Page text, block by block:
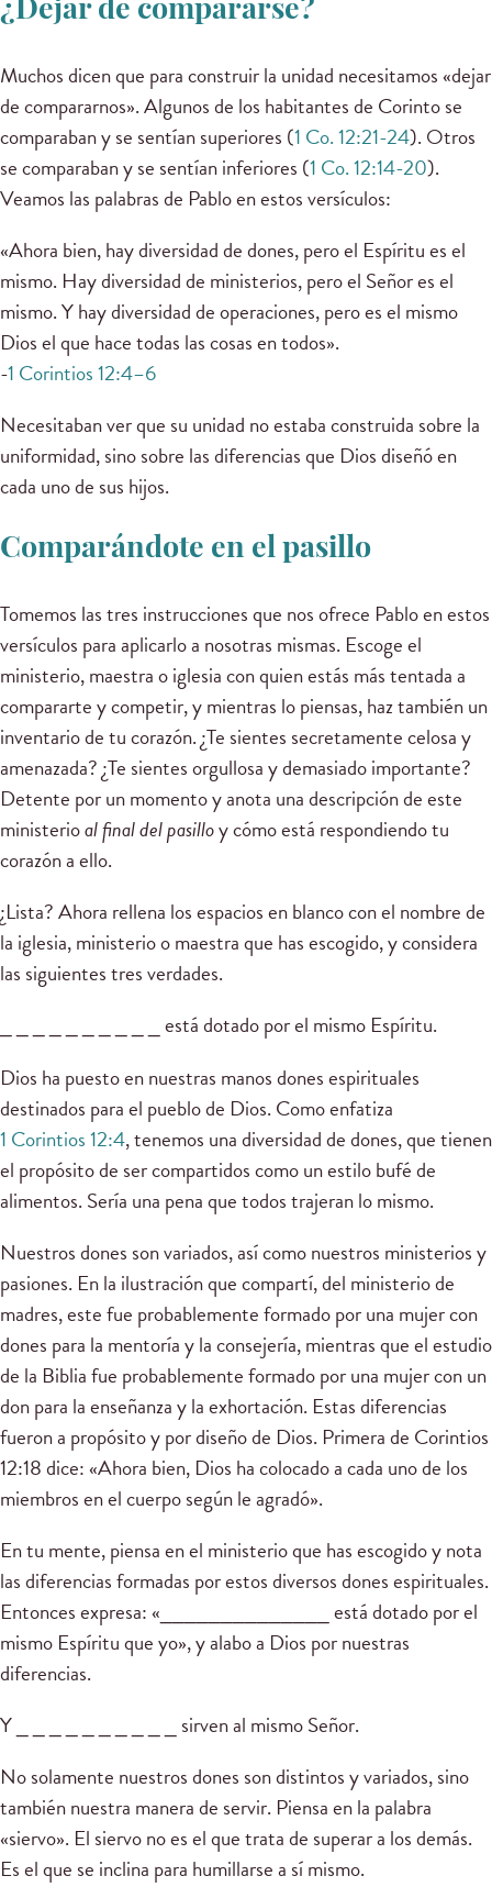
¿Dejar de compararse?
Muchos dicen que para construir la unidad necesitamos «dejar
de compararnos». Algunos de los habitantes de Corinto se
comparaban y se sentían superiores (1 Co. 12:21-24). Otros
se comparaban y se sentían inferiores (1 Co. 12:14-20).
Veamos las palabras de Pablo en estos versículos:
«Ahora bien, hay diversidad de dones, pero el Espíritu es el
mismo. Hay diversidad de ministerios, pero el Señor es el
mismo. Y hay diversidad de operaciones, pero es el mismo
Dios el que hace todas las cosas en todos».
-1 Corintios 12:4–6
Necesitaban ver que su unidad no estaba construida sobre la
uniformidad, sino sobre las diferencias que Dios diseñó en
cada uno de sus hijos.
Comparándote en el pasillo
Tomemos las tres instrucciones que nos ofrece Pablo en estos
versículos para aplicarlo a nosotras mismas. Escoge el
ministerio, maestra o iglesia con quien estás más tentada a
compararte y competir, y mientras lo piensas, haz también un
inventario de tu corazón. ¿Te sientes secretamente celosa y
amenazada? ¿Te sientes orgullosa y demasiado importante?
Detente por un momento y anota una descripción de este
ministerioal final del pasilloy cómo está respondiendo tu
corazón a ello.
¿Lista? Ahora rellena los espacios en blanco con el nombre de
la iglesia, ministerio o maestra que has escogido, y considera
las siguientes tres verdades.
_ _ _ _ _ _ _ _ _ _ está dotado por el mismo Espíritu.
Dios ha puesto en nuestras manos dones espirituales
destinados para el pueblo de Dios. Como enfatiza
1 Corintios 12:4, tenemos una diversidad de dones, que tienen
el propósito de ser compartidos como un estilo bufé de
alimentos. Sería una pena que todos trajeran lo mismo.
Nuestros dones son variados, así como nuestros ministerios y
pasiones. En la ilustración que compartí, del ministerio de
madres, este fue probablemente formado por una mujer con
dones para la mentoría y la consejería, mientras que el estudio
de la Biblia fue probablemente formado por una mujer con un
don para la enseñanza y la exhortación. Estas diferencias
fueron a propósito y por diseño de Dios. Primera de Corintios
12:18 dice: «Ahora bien, Dios ha colocado a cada uno de los
miembros en el cuerpo según le agradó».
En tu mente, piensa en el ministerio que has escogido y nota
las diferencias formadas por estos diversos dones espirituales.
Entonces expresa: «______________ está dotado por el
mismo Espíritu que yo», y alabo a Dios por nuestras
diferencias.
Y _ _ _ _ _ _ _ _ _ _ sirven al mismo Señor.
No solamente nuestros dones son distintos y variados, sino
también nuestra manera de servir. Piensa en la palabra
«siervo». El siervo no es el que trata de superar a los demás.
Es el que se inclina para humillarse a sí mismo.